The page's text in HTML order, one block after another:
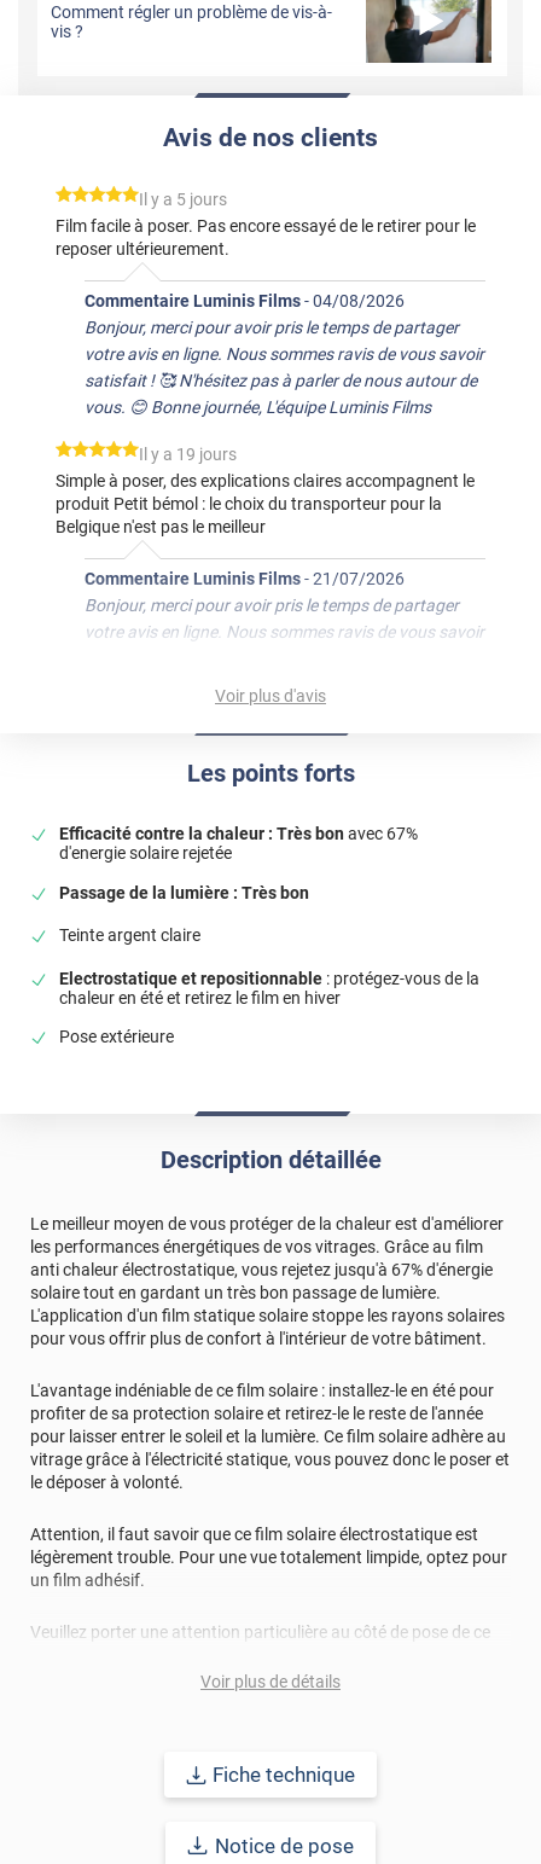
Comment régler un problème de vis-à-
vis ?
Les points forts
Efficacité contre la chaleur : Très bonavec 67%
d'energie solaire rejetée
Passage de la lumière : Très bon
Teinte argent claire
Electrostatique et repositionnable : protégez-vous de la
chaleur en été et retirez le film en hiver
Pose extérieure
Avis de nos clients
*****
Il y a 5 jours
Film facile à poser. Pas encore essayé de le retirer pour le
reposer ultérieurement.
Commentaire Luminis Films-04/08/2026
Bonjour, merci pour avoir pris le temps de partager
votre avis en ligne. Nous sommes ravis de vous savoir
satisfait ! 🥰 N'hésitez pas à parler de nous autour de
vous. 😊 Bonne journée, L'équipe Luminis Films
*****
Il y a 19 jours
Simple à poser, des explications claires accompagnent le
produit Petit bémol : le choix du transporteur pour la
Belgique n'est pas le meilleur
Commentaire Luminis Films-21/07/2026
Bonjour, merci pour avoir pris le temps de partager
votre avis en ligne. Nous sommes ravis de vous savoir
vous. 😊 Bonne journée, L'équipe Luminis Films
Il y a 44 jours
*****
Il y a 380 jours
Pose facile et beau rendu
*****
Il y a 1106 jours
Rapidité efficacité
*****
Il y a 2247 jours
Pas possible évaluer pleinement comme cité dans le
Commentaire Luminis Films-16/07/2026
Bonjour, merci pour avoir pris le temps de partager
satisfait ! 🥰 N'hésitez pas à parler de nous autour de
vous. 😊 Bonne journée, L'équipe Luminis Films
*****Il y a 2289 jours
je verrai à l'usage si le film est performant
bonjour. sur les produit et la pose rien à dire, nous verrons
cette été sur son efficacité et ayant acheté un film
électrostatique ne peut me prononcer
*****Il y a 2296 jours
*****Il y a 2513 jours
Bonne qualité, pas super facile à poser Je l'ai choisi pour
rendu conte avec les échantillons, qui me paraissaient
Voir plus d'avis
Description détaillée
Le meilleur moyen de vous protéger de la chaleur est d'améliorer
les performances énergétiques de vos vitrages. Grâce au film
anti chaleur électrostatique, vous rejetez jusqu'à 67% d'énergie
solaire tout en gardant un très bon passage de lumière.
L'application d'un film statique solaire stoppe les rayons solaires
pour vous offrir plus de confort à l'intérieur de votre bâtiment.
L'avantage indéniable de ce film solaire : installez-le en été pour
profiter de sa protection solaire et retirez-le le reste de l'année
pour laisser entrer le soleil et la lumière. Ce film solaire adhère au
vitrage grâce à l'électricité statique, vous pouvez donc le poser et
le déposer à volonté.
Attention, il faut savoir que ce film solaire électrostatique est
légèrement trouble. Pour une vue totalement limpide, optez pour
un film adhésif.
Veuillez porter une attention particulière au côté de pose de ce
protection. En effet, si vous avez appliqué le film sur la mauvaise
Ce film solaire peut également se poser sur un Vélux.
: un vitrage équipé d’un film solaire posé en intérieur
Voir plus de détails
Fiche technique
Notice de pose